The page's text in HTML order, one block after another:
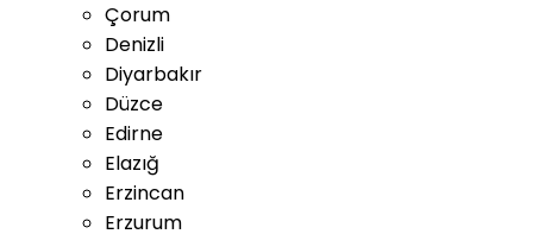
Çorum
Denizli
Diyarbakır
Düzce
Edirne
Elazığ
Erzincan
Erzurum